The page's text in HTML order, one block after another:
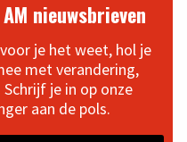
nieuwsbrieven
je het weet, hol je
met verandering,
je in op onze
aan de pols.